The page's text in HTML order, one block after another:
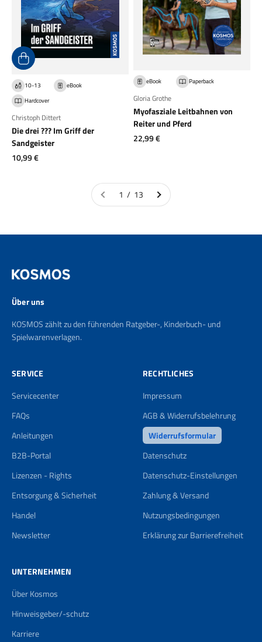
10-13
eBook
Hardcover
Christoph Dittert
Die drei ??? Im Griff der
Sandgeister
Angebot
10,99 €
eBook Paperback
Gloria Grothe
Myofasziale Leitbahnen von
Reiter und Pferd
Angebot
22,99 €
1 / 13
Über uns
KOSMOS zählt zu den führenden Ratgeber-, Kinderbuch- und
Spielwarenverlagen.
SERVICE
Servicecenter
FAQs
Anleitungen
B2B-Portal
Lizenzen - Rights
Entsorgung & Sicherheit
Handel
Newsletter
RECHTLICHES
Impressum
AGB & Widerrufsbelehrung
Widerrufsformular
Datenschutz
Datenschutz-Einstellungen
Zahlung & Versand
Nutzungsbedingungen
Erklärung zur Barrierefreiheit
UNTERNEHMEN
Über Kosmos
Hinweisgeber/-schutz
Karriere